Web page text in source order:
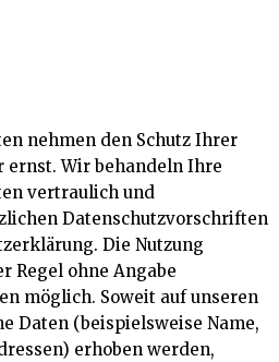
nehmen den Schutz Ihrer
ernst. Wir behandeln Ihre
vertraulich und
Datenschutzvorschriften
Die Nutzung
Regel ohne Angabe
möglich. Soweit auf unseren
Daten (beispielsweise Name,
erhoben werden,